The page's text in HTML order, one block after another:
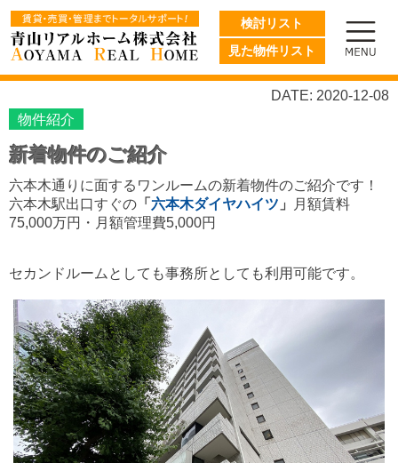
検討リスト
見た物件リスト
DATE: 2020-12-08
物件紹介
新着物件のご紹介
六本木通りに面するワンルームの新着物件のご紹介です！
六本木駅出口すぐの 「 六本木ダイヤハイツ 」
月額賃料
75,000万円・月額管理費5,000円
セカンドルームとしても事務所としても利用可能です。